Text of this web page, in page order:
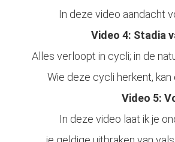
In deze video aandacht
Video 4: Stadia
Alles verloopt in cycli; in de
Wie deze cycli herkent, kan
Video 5:
In deze video laat ik je